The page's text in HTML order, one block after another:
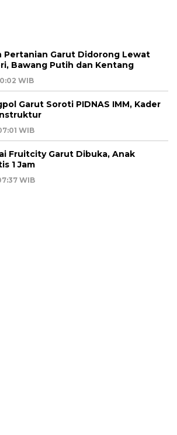
Pertanian Garut Didorong Lewat
Bawang Putih dan Kentang
WIB
Garut Soroti PIDNAS IMM, Kader
WIB
Fruitcity Garut Dibuka, Anak
1 Jam
WIB